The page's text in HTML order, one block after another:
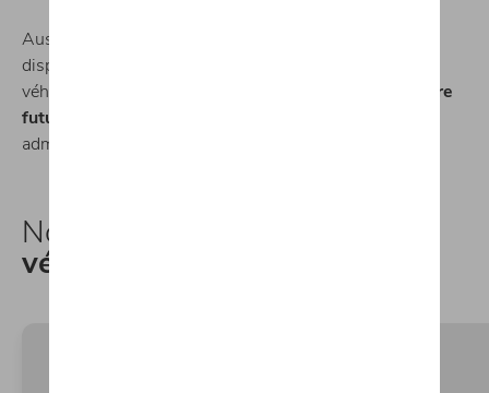
Aussi, chez Michaël Mazuin, nous avons opté pour
disposer tout au long de l’année d’un large stock de
véhicules neufs. Nous sommes
prêts à vous livrer votre
futur véhicule
administratives.
Nos
véhicules de stock